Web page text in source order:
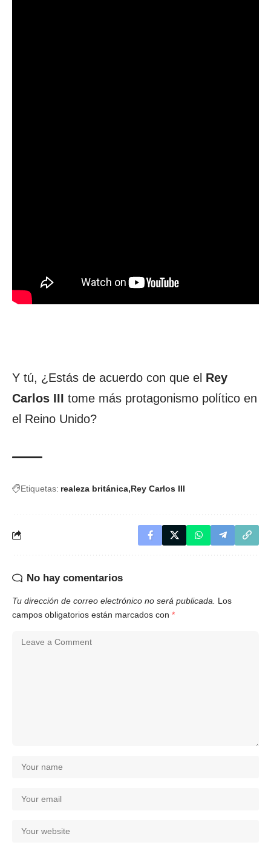
Y tú, ¿Estás de acuerdo con que el Rey
Carlos III tome más protagonismo político en
el Reino Unido?
Etiquetas: realeza británica Rey Carlos III
No hay comentarios
Tu dirección de correo electrónico no será publicada.
Los
campos obligatorios están marcados con *